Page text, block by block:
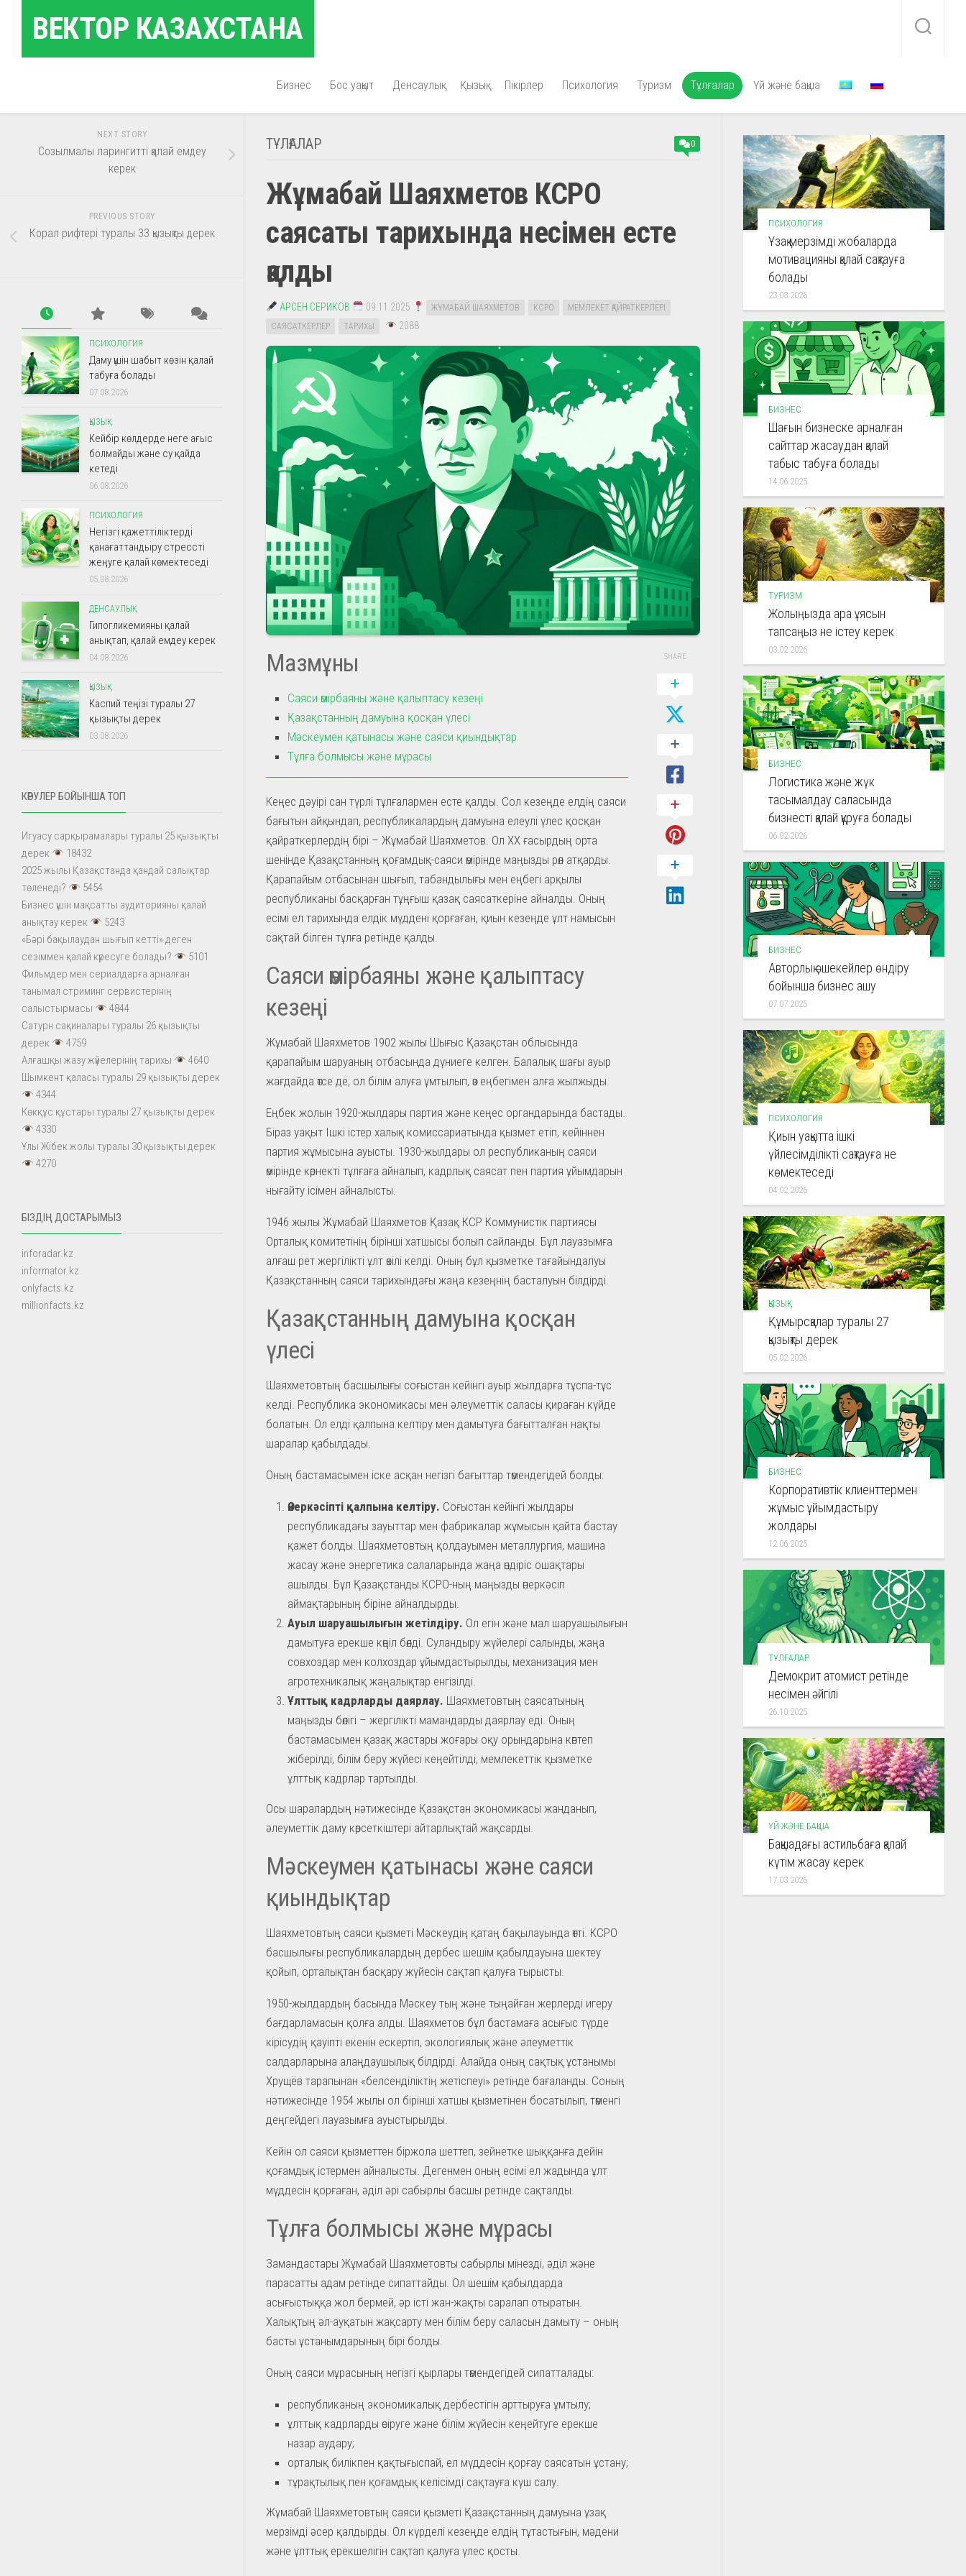
contentВЕКТОР КАЗАХСТАНА
Бизнес Бос уақыт Денсаулық Қызық Пікірлер Психология Туризм Тұлғалар Үй және бақша
ТҰЛҒАЛАР 0
Жұмабай Шаяхметов КСРО
саясаты тарихында несімен есте
қалды
АРСЕН СЕРИКОВ 09.11.2025 ЖҰМАБАЙ ШАЯХМЕТОВ КСРО
МЕМЛЕКЕТ ҚАЙРАТКЕРЛЕРІ
САЯСАТКЕРЛЕР
ТАРИХЫ 2088
Мазмұны
Саяси өмірбаяны және қалыптасу кезеңі
Қазақстанның дамуына қосқан үлесі
Мәскеумен қатынасы және саяси қиындықтар
Тұлға болмысы және мұрасы
Кеңес дәуірі сан түрлі тұлғалармен есте қалды. Сол кезеңде елдің саяси
бағытын айқындап, республикалардың дамуына елеулі үлес қосқан
қайраткерлердің бірі – Жұмабай Шаяхметов. Ол XX ғасырдың орта
шенінде Қазақстанның қоғамдық-саяси өмірінде маңызды рөл атқарды.
Қарапайым отбасынан шығып, табандылығы мен еңбегі арқылы
республиканы басқарған тұңғыш қазақ саясаткеріне айналды. Оның
есімі ел тарихында елдік мүддені қорғаған, қиын кезеңде ұлт намысын
сақтай білген тұлға ретінде қалды.
Саяси өмірбаяны және қалыптасу
кезеңі
Жұмабай Шаяхметов 1902 жылы Шығыс Қазақстан облысында
қарапайым шаруаның отбасында дүниеге келген. Балалық шағы ауыр
жағдайда өтсе де, ол білім алуға ұмтылып, өз еңбегімен алға жылжыды.
Еңбек жолын 1920-жылдары партия және кеңес органдарында бастады.
Біраз уақыт Ішкі істер халық комиссариатында қызмет етіп, кейіннен
партия жұмысына ауысты. 1930-жылдары ол республиканың саяси
өмірінде көрнекті тұлғаға айналып, кадрлық саясат пен партия ұйымдарын
нығайту ісімен айналысты.
1946 жылы Жұмабай Шаяхметов Қазақ КСР Коммунистік партиясы
Орталық комитетінің бірінші хатшысы болып сайланды. Бұл лауазымға
алғаш рет жергілікті ұлт өкілі келді. Оның бұл қызметке тағайындалуы
Қазақстанның саяси тарихындағы жаңа кезеңнің басталуын білдірді.
Қазақстанның дамуына қосқан
үлесі
Шаяхметовтың басшылығы соғыстан кейінгі ауыр жылдарға тұспа-тұс
келді. Республика экономикасы мен әлеуметтік саласы қираған күйде
болатын. Ол елді қалпына келтіру мен дамытуға бағытталған нақты
шаралар қабылдады.
Оның бастамасымен іске асқан негізгі бағыттар төмендегідей болды:
Өнеркәсіпті қалпына келтіру. Соғыстан кейінгі жылдары
республикадағы зауыттар мен фабрикалар жұмысын қайта бастау
қажет болды. Шаяхметовтың қолдауымен металлургия, машина
жасау және энергетика салаларында жаңа өндіріс ошақтары
ашылды. Бұл Қазақстанды КСРО-ның маңызды өнеркәсіп
аймақтарының біріне айналдырды.
Ауыл шаруашылығын жетілдіру. Ол егін және мал шаруашылығын
дамытуға ерекше көңіл бөлді. Суландыру жүйелері салынды, жаңа
совхоздар мен колхоздар ұйымдастырылды, механизация мен
агротехникалық жаңалықтар енгізілді.
Ұлттық кадрларды даярлау. Шаяхметовтың саясатының
маңызды бөлігі – жергілікті мамандарды даярлау еді. Оның
бастамасымен қазақ жастары жоғары оқу орындарына көптеп
жіберілді, білім беру жүйесі кеңейтілді, мемлекеттік қызметке
ұлттық кадрлар тартылды.
Осы шаралардың нәтижесінде Қазақстан экономикасы жанданып,
әлеуметтік даму көрсеткіштері айтарлықтай жақсарды.
Мәскеумен қатынасы және саяси
қиындықтар
Шаяхметовтың саяси қызметі Мәскеудің қатаң бақылауында өтті. КСРО
басшылығы республикалардың дербес шешім қабылдауына шектеу
қойып, орталықтан басқару жүйесін сақтап қалуға тырысты.
1950-жылдардың басында Мәскеу тың және тыңайған жерлерді игеру
бағдарламасын қолға алды. Шаяхметов бұл бастамаға асығыс түрде
кірісудің қауіпті екенін ескертіп, экологиялық және әлеуметтік
салдарларына алаңдаушылық білдірді. Алайда оның сақтық ұстанымы
Хрущёв тарапынан «белсенділіктің жетіспеуі» ретінде бағаланды. Соның
нәтижесінде 1954 жылы ол бірінші хатшы қызметінен босатылып, төменгі
деңгейдегі лауазымға ауыстырылды.
Кейін ол саяси қызметтен біржола шеттеп, зейнетке шыққанға дейін
қоғамдық істермен айналысты. Дегенмен оның есімі ел жадында ұлт
мүддесін қорғаған, әділ әрі сабырлы басшы ретінде сақталды.
Тұлға болмысы және мұрасы
Замандастары Жұмабай Шаяхметовты сабырлы мінезді, әділ және
парасатты адам ретінде сипаттайды. Ол шешім қабылдарда
асығыстыққа жол бермей, әр істі жан-жақты саралап отыратын.
Халықтың әл-ауқатын жақсарту мен білім беру саласын дамыту – оның
басты ұстанымдарының бірі болды.
Оның саяси мұрасының негізгі қырлары төмендегідей сипатталады:
республиканың экономикалық дербестігін арттыруға ұмтылу;
ұлттық кадрларды өсіруге және білім жүйесін кеңейтуге ерекше
назар аудару;
орталық билікпен қақтығыспай, ел мүддесін қорғау саясатын ұстану;
тұрақтылық пен қоғамдық келісімді сақтауға күш салу.
Жұмабай Шаяхметовтың саяси қызметі Қазақстанның дамуына ұзақ
мерзімді әсер қалдырды. Ол күрделі кезеңде елдің тұтастығын, мәдени
және ұлттық ерекшелігін сақтап қалуға үлес қосты.
SHARE
NEXT STORY
Созылмалы ларингитті қалай емдеу
керек
PREVIOUS STORY
Корал рифтері туралы 33 қызықты дерек
ПСИХОЛОГИЯ
Даму үшін шабыт көзін қалай
табуға болады
07.08.2026
ҚЫЗЫҚ
Кейбір көлдерде неге ағыс
болмайды және су қайда
кетеді
06.08.2026
ПСИХОЛОГИЯ
Негізгі қажеттіліктерді
қанағаттандыру стрессті
жеңуге қалай көмектеседі
05.08.2026
ДЕНСАУЛЫҚ
Гипогликемияны қалай
анықтап, қалай емдеу керек
04.08.2026
ҚЫЗЫҚ
Каспий теңізі туралы 27
қызықты дерек
03.08.2026
КӨРУЛЕР БОЙЫНША ТОП
Игуасу сарқырамалары туралы 25 қызықты
дерек
18432
2025 жылы Қазақстанда қандай салықтар
төленеді?
5454
Бизнес үшін мақсатты аудиторияны қалай
анықтау керек
5243
«Бәрі бақылаудан шығып кетті» деген
сезіммен қалай күресуге болады?
5101
Фильмдер мен сериалдарға арналған
танымал стриминг сервистерінің
салыстырмасы
4844
Сатурн сақиналары туралы 26 қызықты
дерек
4759
Алғашқы жазу жүйелерінің тарихы
4640
Шымкент қаласы туралы 29 қызықты дерек
4344
Көкқұс құстары туралы 27 қызықты дерек
4330
Ұлы Жібек жолы туралы 30 қызықты дерек
4270
БІЗДІҢ ДОСТАРЫМЫЗ
inforadar.kz
informator.kz
onlyfacts.kz
millionfacts.kz
ПСИХОЛОГИЯ
Ұзақ мерзімді жобаларда
мотивацияны қалай сақтауға
болады
23.03.2026
БИЗНЕС
Шағын бизнеске арналған
сайттар жасаудан қалай
табыс табуға болады
14.06.2025
ТУРИЗМ
Жолыңызда ара ұясын
тапсаңыз не істеу керек
03.02.2026
БИЗНЕС
Логистика және жүк
тасымалдау саласында
бизнесті қалай құруға болады
06.02.2026
БИЗНЕС
Авторлық әшекейлер өндіру
бойынша бизнес ашу
07.07.2025
ПСИХОЛОГИЯ
Қиын уақытта ішкі
үйлесімділікті сақтауға не
көмектеседі
04.02.2026
ҚЫЗЫҚ
Құмырсқалар туралы 27
қызықты дерек
05.02.2026
БИЗНЕС
Корпоративтік клиенттермен
жұмыс ұйымдастыру
жолдары
12.06.2025
ТҰЛҒАЛАР
Демокрит атомист ретінде
несімен әйгілі
26.10.2025
ҮЙ ЖӘНЕ БАҚША
Бақшадағы астильбаға қалай
күтім жасау керек
17.03.2026